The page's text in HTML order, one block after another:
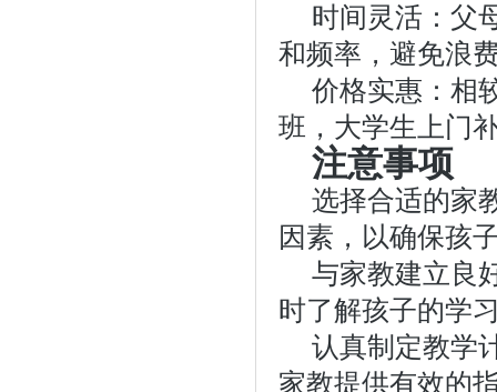
时间灵活：父
和频率，避免浪
价格实惠：相
班，大学生上门
注意事项
选择合适的家
因素，以确保孩
与家教建立良
时了解孩子的学
认真制定教学
家教提供有效的